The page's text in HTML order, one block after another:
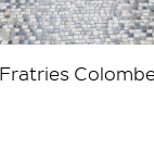
Fratries